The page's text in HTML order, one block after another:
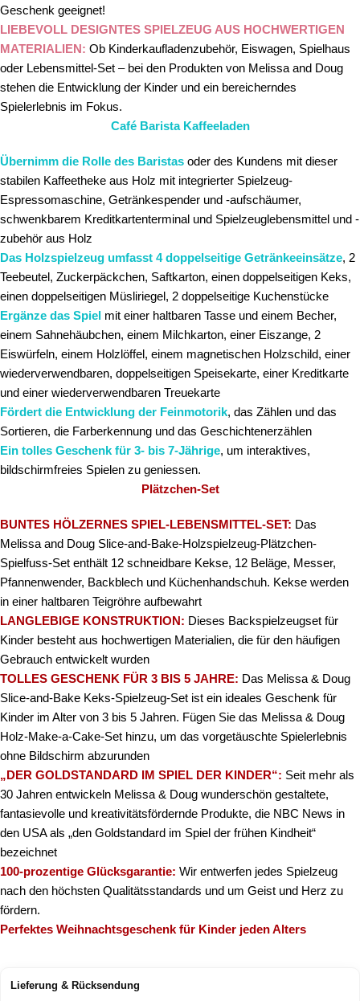
Geschenk geeignet!
LIEBEVOLL DESIGNTES SPIELZEUG AUS HOCHWERTIGEN
MATERIALIEN: Ob Kinderkaufladenzubehör, Eiswagen, Spielhaus
oder Lebensmittel-Set – bei den Produkten von Melissa and Doug
stehen die Entwicklung der Kinder und ein bereicherndes
Spielerlebnis im Fokus.
Café Barista Kaffeeladen
Übernimm die Rolle des Baristas oder des Kundens mit dieser
stabilen Kaffeetheke aus Holz mit integrierter Spielzeug-
Espressomaschine, Getränkespender und -aufschäumer,
schwenkbarem Kreditkartenterminal und Spielzeuglebensmittel und -
zubehör aus Holz
Das Holzspielzeug umfasst 4 doppelseitige Getränkeeinsätze, 2
Teebeutel, Zuckerpäckchen, Saftkarton, einen doppelseitigen Keks,
einen doppelseitigen Müsliriegel, 2 doppelseitige Kuchenstücke
Ergänze das Spiel mit einer haltbaren Tasse und einem Becher,
einem Sahnehäubchen, einem Milchkarton, einer Eiszange, 2
Eiswürfeln, einem Holzlöffel, einem magnetischen Holzschild, einer
wiederverwendbaren, doppelseitigen Speisekarte, einer Kreditkarte
und einer wiederverwendbaren Treuekarte
Fördert die Entwicklung der Feinmotorik, das Zählen und das
Sortieren, die Farberkennung und das Geschichtenerzählen
Ein tolles Geschenk für 3- bis 7-Jährige, um interaktives,
bildschirmfreies Spielen zu geniessen.
Plätzchen-Set
BUNTES HÖLZERNES SPIEL-LEBENSMITTEL-SET: Das
Melissa and Doug Slice-and-Bake-Holzspielzeug-Plätzchen-
Spielfuss-Set enthält 12 schneidbare Kekse, 12 Beläge, Messer,
Pfannenwender, Backblech und Küchenhandschuh. Kekse werden
in einer haltbaren Teigröhre aufbewahrt
LANGLEBIGE KONSTRUKTION: Dieses Backspielzeugset für
Kinder besteht aus hochwertigen Materialien, die für den häufigen
Gebrauch entwickelt wurden
TOLLES GESCHENK FÜR 3 BIS 5 JAHRE: Das Melissa & Doug
Slice-and-Bake Keks-Spielzeug-Set ist ein ideales Geschenk für
Kinder im Alter von 3 bis 5 Jahren. Fügen Sie das Melissa & Doug
Holz-Make-a-Cake-Set hinzu, um das vorgetäuschte Spielerlebnis
ohne Bildschirm abzurunden
„DER GOLDSTANDARD IM SPIEL DER KINDER“: Seit mehr als
30 Jahren entwickeln Melissa & Doug wunderschön gestaltete,
fantasievolle und kreativitätsfördernde Produkte, die NBC News in
den USA als „den Goldstandard im Spiel der frühen Kindheit“
bezeichnet
100-prozentige Glücksgarantie: Wir entwerfen jedes Spielzeug
nach den höchsten Qualitätsstandards und um Geist und Herz zu
fördern.
Perfektes Weihnachtsgeschenk für Kinder jeden Alters
Lieferung & Rücksendung